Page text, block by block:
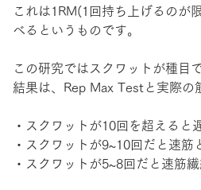
これは1RM(1回持ち上げるのが
べるというものです。
この研究ではスクワットが種目
結果は、Rep Max Testと実際の
・スクワットが10回を超えると
・スクワットが9~10回だと速筋
・スクワットが5~8回だと速筋